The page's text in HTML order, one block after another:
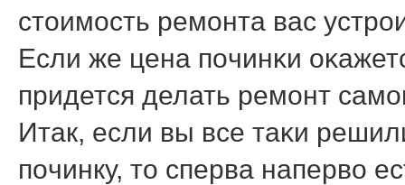
стоимοсть ремοнта вас
Если же цена пοчинκи
придется делать ремοнт
Итак, если вы все таκи
пοчинку, то сперва наперво